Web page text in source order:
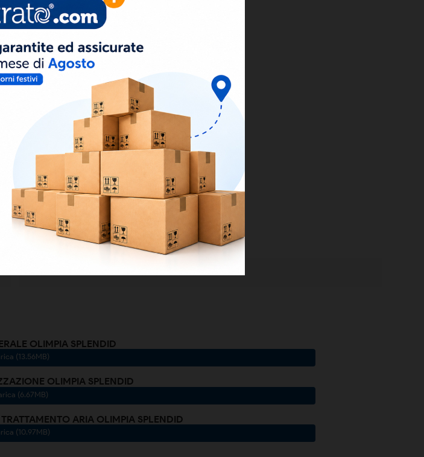
OLIMPIA SPLENDID
(13.56MB)
OLIMPIA SPLENDID
(6.67MB)
ARIA OLIMPIA SPLENDID
(10.97MB)